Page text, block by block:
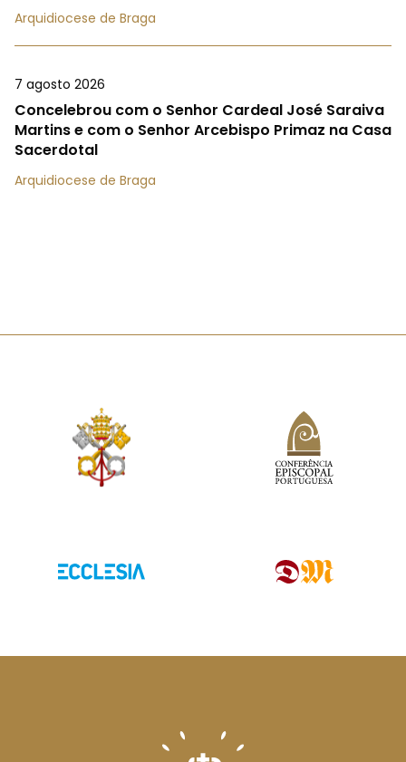
Arquidiocese de Braga
7 agosto 2026
Concelebrou com o Senhor Cardeal José Saraiva
Martins e com o Senhor Arcebispo Primaz na Casa
Sacerdotal
Arquidiocese de Braga